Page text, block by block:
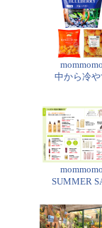
mommomo
中から冷や
mommomo
SUMMER